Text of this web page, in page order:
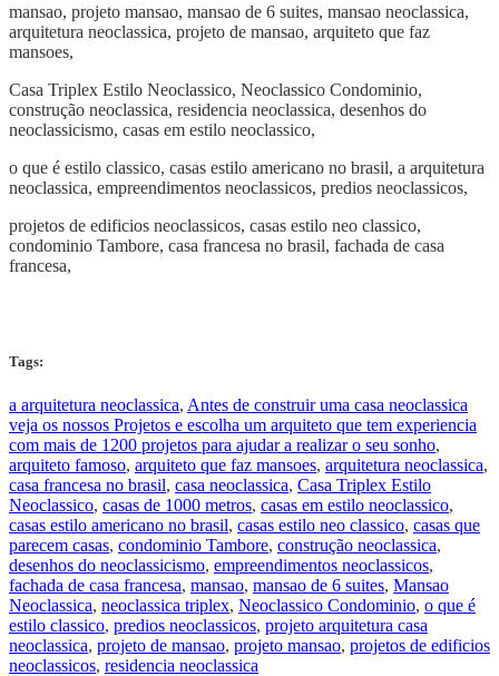
mansao, projeto mansao, mansao de 6 suites, mansao neoclassica,
arquitetura neoclassica, projeto de mansao, arquiteto que faz
mansoes,
Casa Triplex Estilo Neoclassico, Neoclassico Condominio,
construção neoclassica, residencia neoclassica, desenhos do
neoclassicismo, casas em estilo neoclassico,
o que é estilo classico, casas estilo americano no brasil, a arquitetura
neoclassica, empreendimentos neoclassicos, predios neoclassicos,
projetos de edificios neoclassicos, casas estilo neo classico,
condominio Tambore, casa francesa no brasil, fachada de casa
francesa,
Tags:
a arquitetura neoclassica, Antes de construir uma casa neoclassica
veja os nossos Projetos e escolha um arquiteto que tem experiencia
com mais de 1200 projetos para ajudar a realizar o seu sonho,
arquiteto famoso, arquiteto que faz mansoes, arquitetura neoclassica,
casa francesa no brasil, casa neoclassica, Casa Triplex Estilo
Neoclassico, casas de 1000 metros, casas em estilo neoclassico,
casas estilo americano no brasil, casas estilo neo classico, casas que
parecem casas, condominio Tambore, construção neoclassica,
desenhos do neoclassicismo, empreendimentos neoclassicos,
fachada de casa francesa, mansao, mansao de 6 suites, Mansao
Neoclassica, neoclassica triplex, Neoclassico Condominio, o que é
estilo classico, predios neoclassicos, projeto arquitetura casa
neoclassica, projeto de mansao, projeto mansao, projetos de edificios
neoclassicos, residencia neoclassica